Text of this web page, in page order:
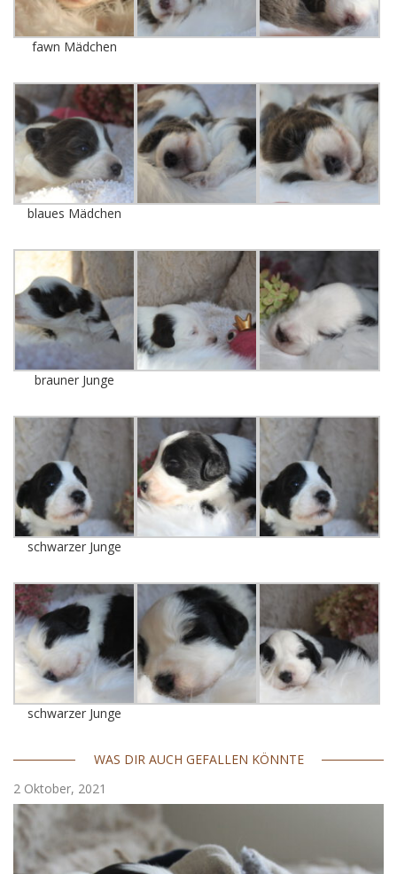
fawn Mädchen
blaues Mädchen
brauner Junge
schwarzer Junge
schwarzer Junge
WAS DIR AUCH GEFALLEN KÖNNTE
2 Oktober, 2021